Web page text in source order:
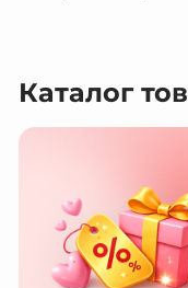
Каталог